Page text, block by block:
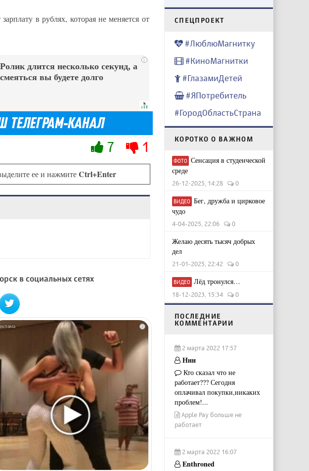
в рублях, которая не меняется от
i
Ролик длится несколько секунд, а
смеяться вы будете долго
7 1
ее и нажмитеCtrl+Enter
в социальных сетях
i
CПЕЦПРОЕКТ
#ЛюблюМагнитку
#КиноМагнитки
#ГлазамиДетей
#ЯПотребитель
#ГородОбластьСтрана
КОРОТКО О ВАЖНОМ
ФОТО Сенсация в студенческой
среде
26-12-2025, 14:28 0
ВИДЕО Бег, дружба и цирковое
чудо
4-04-2025, 22:06 0
Желаю десять тысяч добрых
дел
21-01-2025, 22:42 0
ВИДЕО Лёд тронулся…
18-12-2023, 15:34 0
ПОСЛЕДНИЕ
КОММЕНТАРИИ
2 марта 2022 17:57
Ннн
Кто сказал что не
работает??? Сегодня
оплачивал покупки,никаких
проблем!...
Apple Pay больше не
работает
2 марта 2022 16:07
Enthroned